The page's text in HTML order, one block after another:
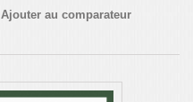
Ajouter au comparateur